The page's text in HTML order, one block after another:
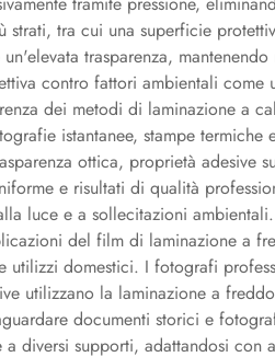
tra cui una superficie
un'elevata trasparenza,
contro fattori ambientali
dei metodi di laminazione a
istantanee, stampe
ottica, proprietà adesive
e risultati di qualità
luce e a sollecitazioni
del film di laminazione a
utilizzi domestici. I fotografi
utilizzano la laminazione a
documenti storici e
diversi supporti, adattandosi